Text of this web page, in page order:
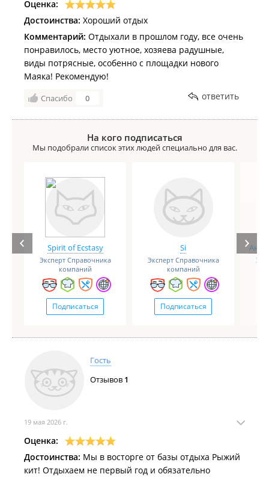
Оценка:
Достоинства: Хороший отдых
Комментарий: Отдыхали в прошлом году, все очень
понравилось, место уютное, хозяева радушные,
виды потрясные, особенно с площадки нового
Маяка! Рекомендую!
Спасибо 0 ответить
На кого подписаться
Мы подобрали список этих людей специально для вас.
Spirit of Ecstasy
Эксперт Справочника
компаний
Подписаться
Si
Эксперт Справочника
компаний
Подписаться
Гость
Отзывов 1
19 мая 2026 г.
Оценка:
Достоинства: Мы в восторге от базы отдыха Рыжий
кит! Отдыхаем не первый год и обязательно